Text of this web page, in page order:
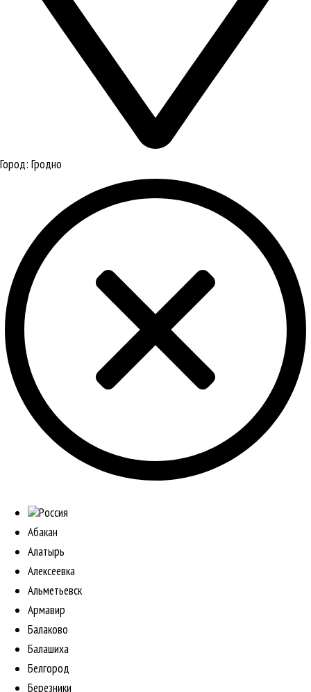
Город: Гродно
Россия
Абакан
Алатырь
Алексеевка
Альметьевск
Армавир
Балаково
Балашиха
Белгород
Березники